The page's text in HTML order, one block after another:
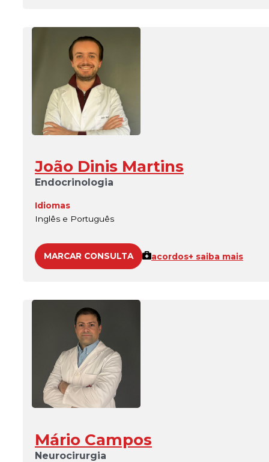
João Dinis Martins
Endocrinologia
Idiomas
Inglês e Português
MARCAR CONSULTA acordos+ saiba mais
Mário Campos
Neurocirurgia